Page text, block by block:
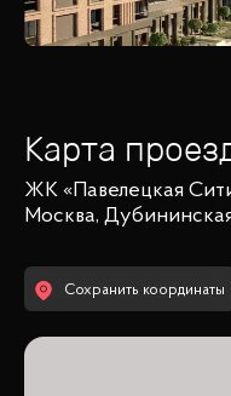
Карта
ЖК «Павелецкая
Москва,
Сохранить координаты